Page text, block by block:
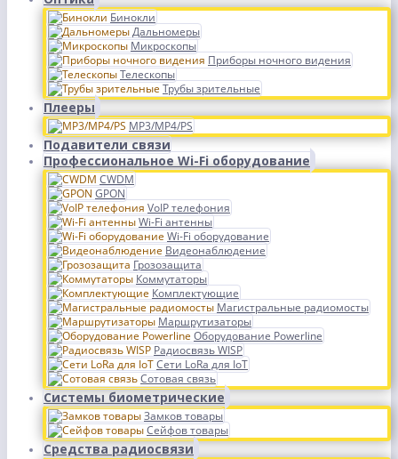
Бинокли
Дальномеры
Микроскопы
Приборы ночного видения
Телескопы
Трубы зрительные
Плееры
MP3/MP4/PS
Подавители связи
Профессиональное Wi-Fi оборудование
CWDM
GPON
VoIP телефония
Wi-Fi антенны
Wi-Fi оборудование
Видеонаблюдение
Грозозащита
Коммутаторы
Комплектующие
Магистральные радиомосты
Маршрутизаторы
Оборудование Powerline
Радиосвязь WISP
Сети LoRa для IoT
Сотовая связь
Системы биометрические
Замков товары
Сейфов товары
Средства радиосвязи